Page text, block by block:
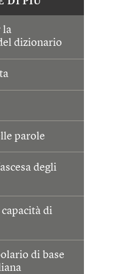
la
dizionario
parole
degli
di
di base